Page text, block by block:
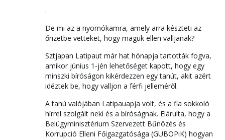
De mi az a nyomókamra, amely arra készteti az
őrizetbe vetteket, hogy maguk ellen valljanak?
Sztjapan Latipaut már hat hónapja tartották fogva,
amikor június 1-jén lehetőséget kapott, hogy egy
minszki bíróságon kikérdezzen egy tanút, akit azért
idéztek be, hogy valljon a férfi jelleméről.
A tanú valójában Latipauapja volt, és a fia sokkoló
hírrel szolgált neki és a bíróságnak. Elárulta, hogy a
Belügyminisztérium Szervezett Bűnözés és
Korrupció Elleni Főigazgatósága (GUBOPiK) hogyan